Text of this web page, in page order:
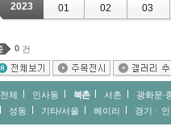
2023 01 02 03
0 건
전체 인사동 북촌 서촌
광화문∙
성동
기타/서울 헤이리 경기ㆍ